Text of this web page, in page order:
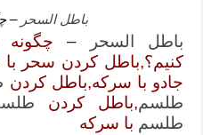
باطل السحر –
باطل السحر
– چگونه
کنیم؟,باطل كردن سحر
جادو با سرکه,باطل كردن
طلسم,باطل كردن
طلسم با سرکه